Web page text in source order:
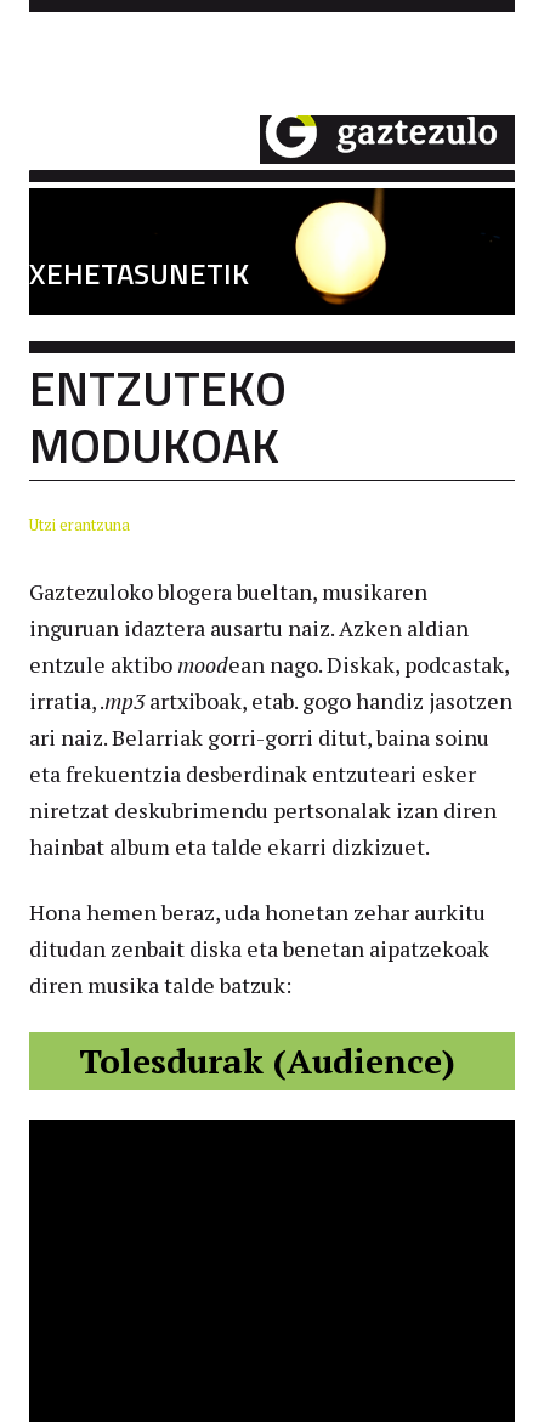
XEHETASUNETIK
ENTZUTEKO
MODUKOAK
Utzi erantzuna
Gaztezuloko blogera bueltan, musikaren
inguruan idaztera ausartu naiz. Azken aldian
entzule aktibomoodean nago. Diskak, podcastak,
irratia, .mp3artxiboak, etab. gogo handiz jasotzen
ari naiz. Belarriak gorri-gorri ditut, baina soinu
eta frekuentzia desberdinak entzuteari esker
niretzat deskubrimendu pertsonalak izan diren
hainbat album eta talde ekarri dizkizuet.
Hona hemen beraz, uda honetan zehar aurkitu
ditudan zenbait diska eta benetan aipatzekoak
diren musika talde batzuk:
Tolesdurak (Audience)